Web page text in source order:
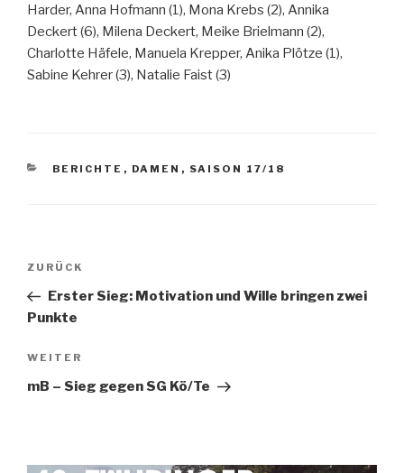
Harder, Anna Hofmann (1), Mona Krebs (2), Annika
Deckert (6), Milena Deckert, Meike Brielmann (2),
Charlotte Häfele, Manuela Krepper, Anika Plötze (1),
Sabine Kehrer (3), Natalie Faist (3)
BERICHTE , DAMEN , SAISON 17/18
ZURÜCK
Erster Sieg: Motivation und Wille bringen zwei
Punkte
WEITER
mB – Sieg gegen SG Kö/Te